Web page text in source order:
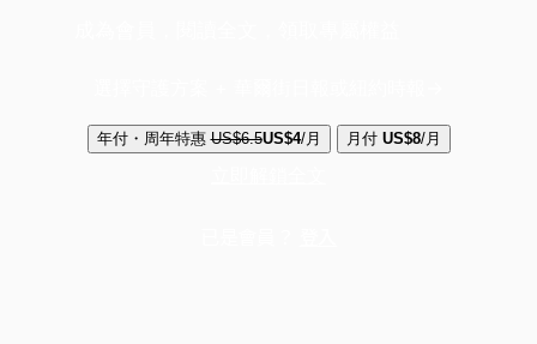
年付・周年特惠 US$6.5US$4/月 月付 US$8/月